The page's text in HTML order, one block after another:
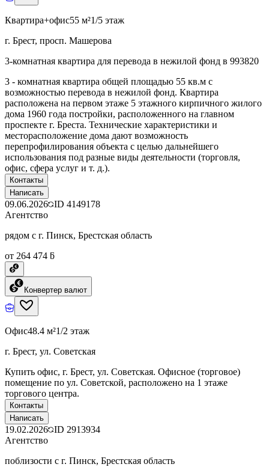
Квартира+офис55 м²1/5 этаж
г. Брест, просп. Машерова
3-комнатная квартира для перевода в нежилой фонд в 993820
3 - комнатная квартира общей площадью 55 кв.м с
возможностью перевода в нежилой фонд. Квартира
расположена на первом этаже 5 этажного кирпичного жилого
дома 1960 года постройки, расположенного на главном
проспекте г. Бреста. Технические характеристики и
месторасположение дома дают возможность
перепрофилирования объекта с целью дальнейшего
использования под разные виды деятельности (торговля,
офис, сфера услуг и т. д.).
Контакты
Написать
09.06.2026 ID 4149178
Агентство
рядом с г. Пинск, Брестская область
от 264 474 ƃ
Конвертер валют
Офис48.4 м²1/2 этаж
г. Брест, ул. Советская
Купить офис, г. Брест, ул. Советская. Офисное (торговое)
помещение по ул. Советской, расположено на 1 этаже
торгового центра.
Контакты
Написать
19.02.2026 ID 2913934
Агентство
поблизости с г. Пинск, Брестская область